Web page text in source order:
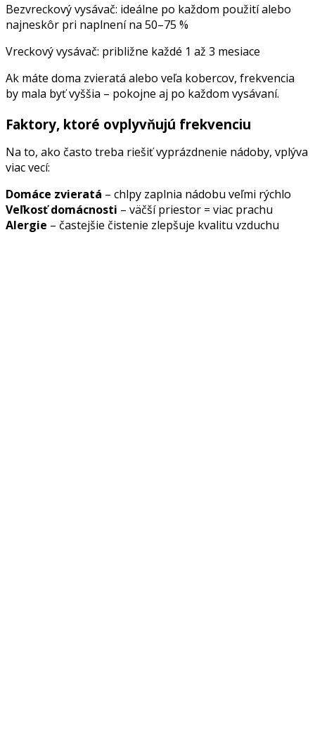
Bezvreckový vysávač: ideálne po každom použití alebo
najneskôr pri naplnení na 50–75 %
Vreckový vysávač: približne každé 1 až 3 mesiace
Ak máte doma zvieratá alebo veľa kobercov, frekvencia
by mala byť vyššia – pokojne aj po každom vysávaní.
Faktory, ktoré ovplyvňujú frekvenciu
Na to, ako často treba riešiť vyprázdnenie nádoby, vplýva
viac vecí:
Domáce zvieratá – chlpy zaplnia nádobu veľmi rýchlo
Veľkosť domácnosti – väčší priestor = viac prachu
Alergie – častejšie čistenie zlepšuje kvalitu vzduchu